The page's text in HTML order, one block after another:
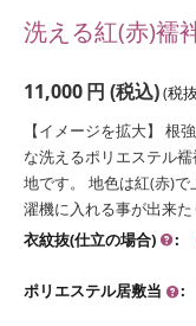
洗える紅(赤)襦
11,000円 (税込)(税抜
【イメージを拡大】 根
な洗えるポリエステル
地です。 地色は紅(赤)
濯機に入れる事が出来た
衣紋抜(仕立の場合)
:
ポリエステル居敷当 :